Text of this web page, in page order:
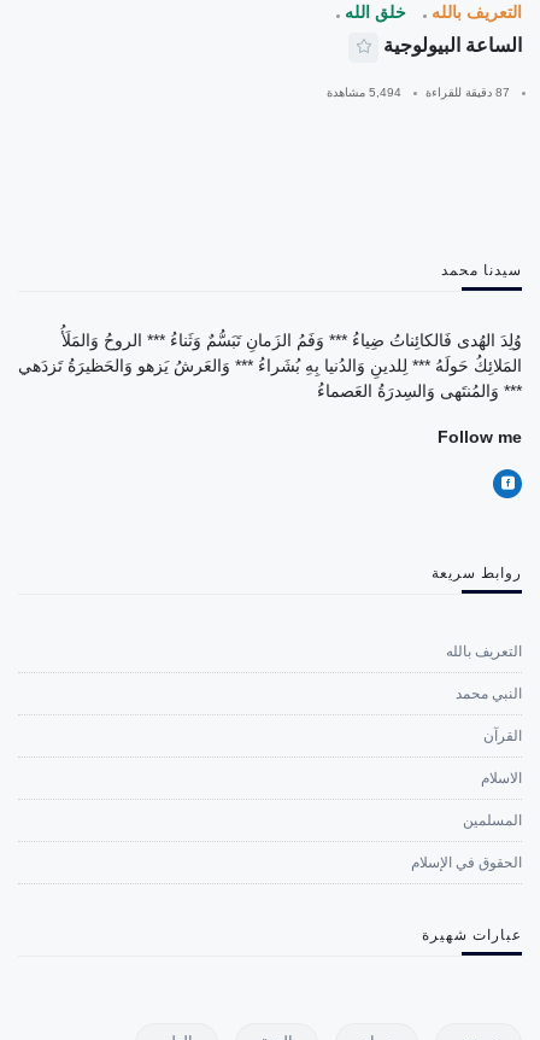
التعريف بالله خلق الله
الساعة البيولوجية
87 دقيقة للقراءة 5,494 مشاهدة
سيدنا محمد
وُلِدَ الهُدى فَالكائِناتُ ضِياءُ *** وَفَمُ الزَمانِ تَبَسُّمٌ وَثَناءُ *** الروحُ وَالمَلَأُ
المَلائِكُ حَولَهُ *** لِلدينِ وَالدُنيا بِهِ بُشَراءُ *** وَالعَرشُ يَزهو وَالحَظيرَةُ تَزدَهي
*** وَالمُنتَهى وَالسِدرَةُ العَصماءُ
Follow me
روابط سريعة
التعريف بالله
النبي محمد
القرآن
الاسلام
المسلمين
الحقوق في الإسلام
عبارات شهيرة